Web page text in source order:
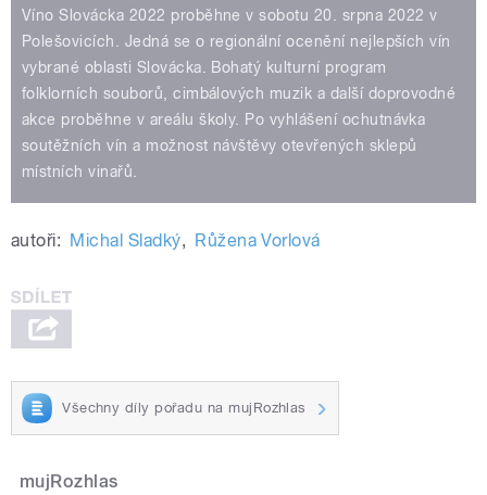
Víno Slovácka 2022 proběhne v sobotu 20. srpna 2022 v
Polešovicích. Jedná se o regionální ocenění nejlepších vín
vybrané oblasti Slovácka. Bohatý kulturní program
folklorních souborů, cimbálových muzik a další doprovodné
akce proběhne v areálu školy. Po vyhlášení ochutnávka
soutěžních vín a možnost návštěvy otevřených sklepů
místních vinařů.
autoři: Michal Sladký, Růžena Vorlová
Všechny díly pořadu na mujRozhlas
mujRozhlas